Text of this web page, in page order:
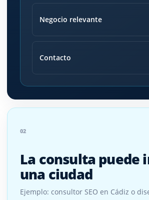
Negocio relevante
Contacto
02
La consulta puede
una ciudad
Ejemplo: consultor SEO en Cádiz o